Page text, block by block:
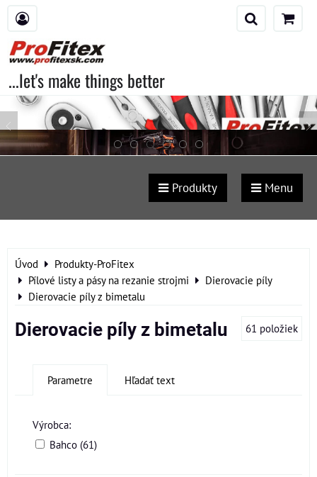
...let's make things better
Produkty Menu
Úvod
Produkty-ProFitex
Pílové listy a pásy na rezanie strojmi
Dierovacie píly
Dierovacie píly z bimetalu
Dierovacie píly z bimetalu 61 položiek
Parametre Hľadať text
Výrobca:
Bahco (61)